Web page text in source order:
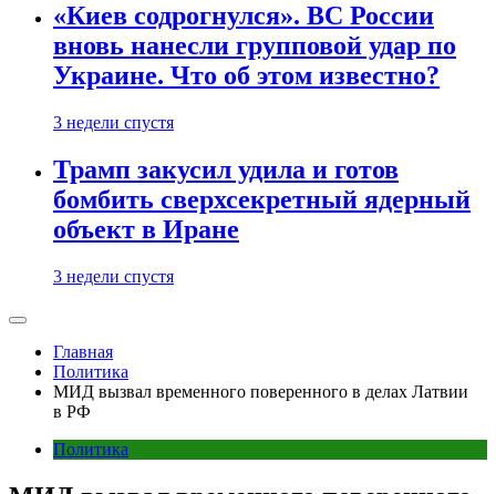
«Киев содрогнулся». ВС России
вновь нанесли групповой удар по
Украине. Что об этом известно?
3 недели спустя
Трамп закусил удила и готов
бомбить сверхсекретный ядерный
объект в Иране
3 недели спустя
Главная
Политика
МИД вызвал временного поверенного в делах Латвии
в РФ
Политика